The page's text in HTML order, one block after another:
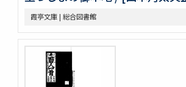
霞亭文庫 | 総合図書館